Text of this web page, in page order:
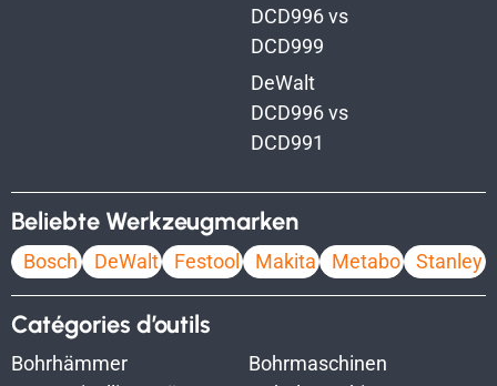
DCD996 vs
DCD999
DeWalt
DCD996 vs
DCD991
Beliebte Werkzeugmarken
Bosch DeWalt Festool Makita Metabo Stanley
Catégories d’outils
Bohrhämmer
Bohrmaschinen